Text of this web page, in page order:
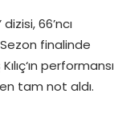
66’ncı
finalinde
performansı
tam not aldı.